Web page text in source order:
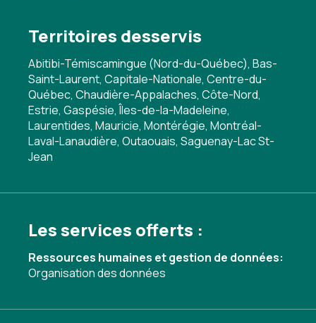
Territoires desservis
Abitibi-Témiscamingue (Nord-du-Québec), Bas-
Saint-Laurent, Capitale-Nationale, Centre-du-
Québec, Chaudière-Appalaches, Côte-Nord,
Estrie, Gaspésie, Îles-de-la-Madeleine,
Laurentides, Mauricie, Montérégie, Montréal-
Laval-Lanaudière, Outaouais, Saguenay-Lac St-
Jean
Les services offerts :
Ressources humaines et gestion de données:
Organisation des données